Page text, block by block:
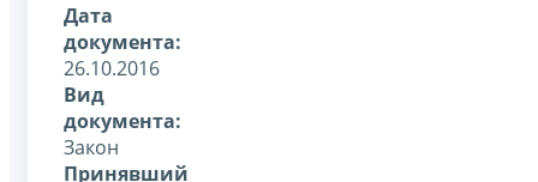
Дата
документа:
26.10.2016
Вид
документа:
Закон
Принявший